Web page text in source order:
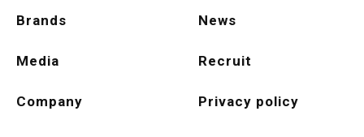
Brands News
Media Recruit
Company Privacy policy